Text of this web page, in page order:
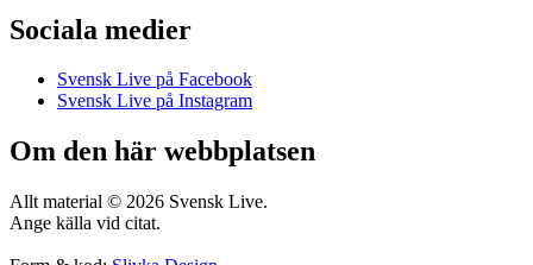
Sociala medier
Svensk Live på Facebook
Svensk Live på Instagram
Om den här webbplatsen
Allt material © 2026 Svensk Live.
Ange källa vid citat.